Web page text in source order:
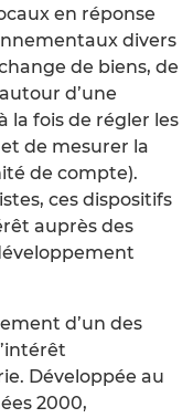
en réponse
divers
de biens, de
d’une
la fois de régler les
de mesurer la
de compte).
ces dispositifs
auprès des
d’un des
Développée au
2000,